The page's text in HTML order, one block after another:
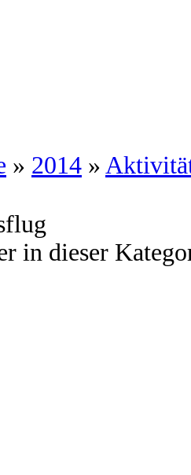
» 2014 »
in dieser